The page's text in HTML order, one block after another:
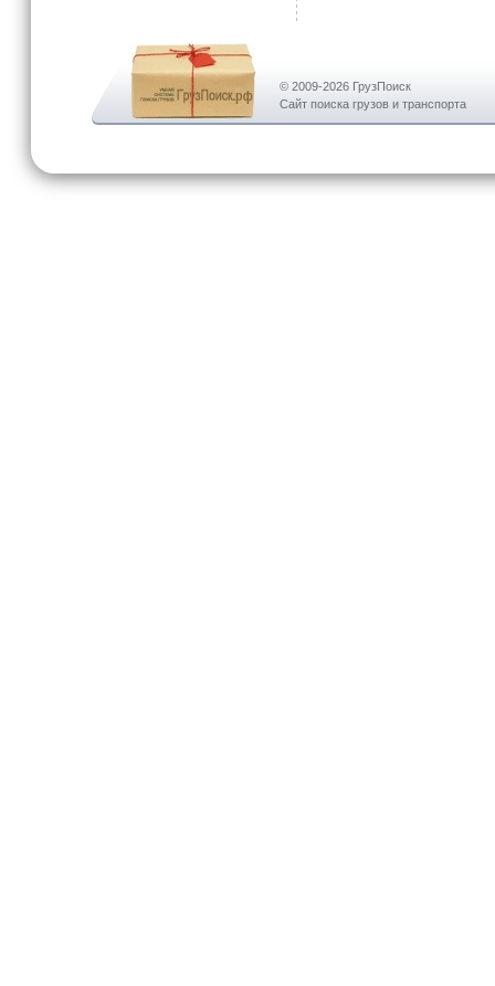
© 2009-2026 ГрузПоиск
Сайт поиска грузов и транспорта